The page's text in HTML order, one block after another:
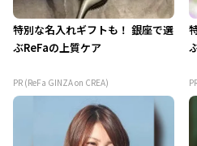
特別な名入れギフトも！ 銀座で選
ぶReFaの上質ケア
PR (ReFa GINZA on CREA)